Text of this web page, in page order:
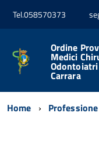
Tel.058570373
Ordine
Medici
Carrara
Home Professione